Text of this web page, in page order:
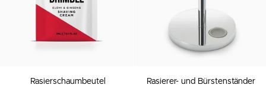
Rasierschaumbeutel
Rasierschaumbeutel
Rasierer-
Rasierer- und Bürstenständer